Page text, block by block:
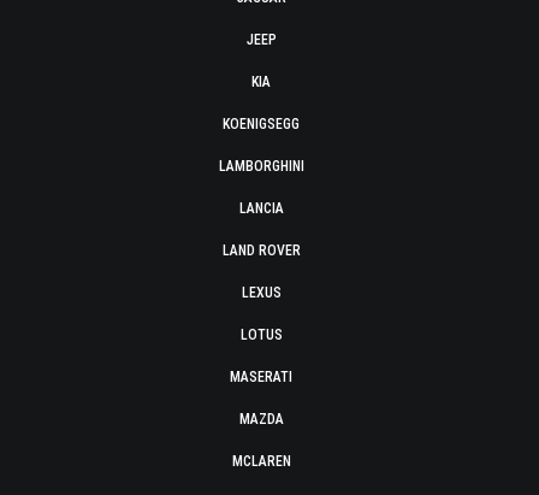
JEEP
KIA
KOENIGSEGG
LAMBORGHINI
LANCIA
LAND ROVER
LEXUS
LOTUS
MASERATI
MAZDA
MCLAREN